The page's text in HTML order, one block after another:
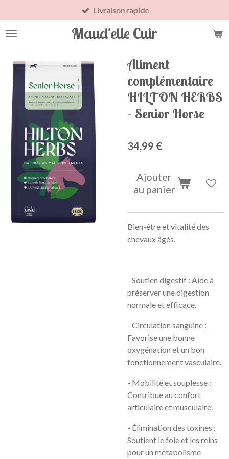
au
contenu
Maud'elle Cuir
Livraison rapide
Aliment
complémentaire
HILTON HERBS
- Senior Horse
34,99 €
Ajouter
au panier
Bien-être et vitalité des
chevaux âgés.
- Soutien digestif : Aide à
préserver une digestion
normale et efficace.
- Circulation sanguine :
Favorise une bonne
oxygénation et un bon
fonctionnement vasculaire.
- Mobilité et souplesse :
Contribue au confort
articulaire et musculaire.
- Élimination des toxines :
Soutient le foie et les reins
pour un métabolisme